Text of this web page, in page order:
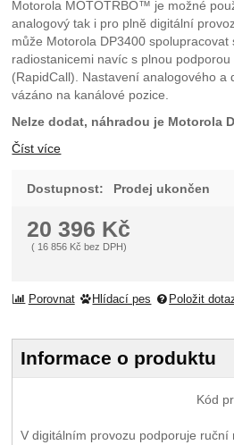
Motorola MOTOTRBO™ je možné
analogový tak i pro plně digitální
může Motorola DP3400
radiostanicemi navíc s plnou
(RapidCall). Nastavení analogového a
vázáno na kanálové pozice.
Nelze dodat, náhradou je Motorola
Číst více
Dostupnost: Prodej ukončen
20 396 Kč
(16 856 Kč bez DPH)
Porovnat Hlídací pes Položit
Informace o produktu
Kód
V digitálním provozu podporuje ruční